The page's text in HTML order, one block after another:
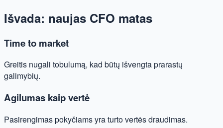
Išvada: naujas CFO matas
Time to market
Greitis nugali tobulumą, kad būtų išvengta prarastų
galimybių.
Agilumas kaip vertė
Pasirengimas pokyčiams yra turto vertės draudimas.